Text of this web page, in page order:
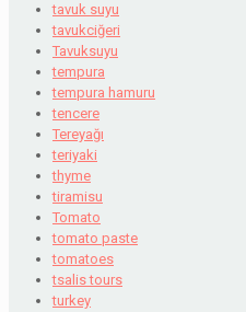
tavuk suyu
tavukciğeri
Tavuksuyu
tempura
tempura hamuru
tencere
Tereyağı
teriyaki
thyme
tiramisu
Tomato
tomato paste
tomatoes
tsalis tours
turkey